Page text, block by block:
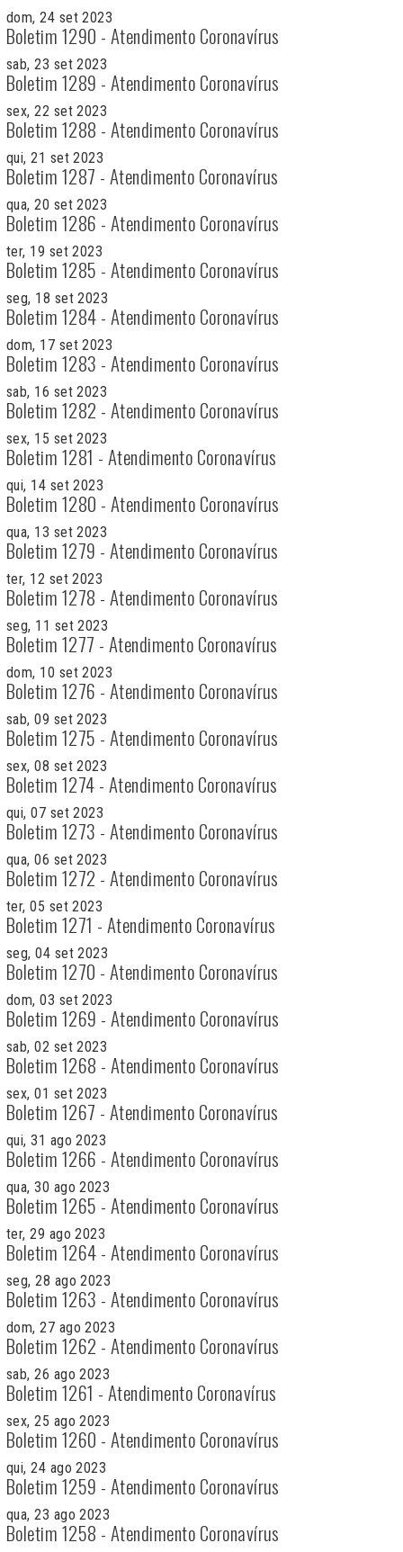
dom, 24 set 2023
Boletim 1290 - Atendimento Coronavírus
sab, 23 set 2023
Boletim 1289 - Atendimento Coronavírus
sex, 22 set 2023
Boletim 1288 - Atendimento Coronavírus
qui, 21 set 2023
Boletim 1287 - Atendimento Coronavírus
qua, 20 set 2023
Boletim 1286 - Atendimento Coronavírus
ter, 19 set 2023
Boletim 1285 - Atendimento Coronavírus
seg, 18 set 2023
Boletim 1284 - Atendimento Coronavírus
dom, 17 set 2023
Boletim 1283 - Atendimento Coronavírus
sab, 16 set 2023
Boletim 1282 - Atendimento Coronavírus
sex, 15 set 2023
Boletim 1281 - Atendimento Coronavírus
qui, 14 set 2023
Boletim 1280 - Atendimento Coronavírus
qua, 13 set 2023
Boletim 1279 - Atendimento Coronavírus
ter, 12 set 2023
Boletim 1278 - Atendimento Coronavírus
seg, 11 set 2023
Boletim 1277 - Atendimento Coronavírus
dom, 10 set 2023
Boletim 1276 - Atendimento Coronavírus
sab, 09 set 2023
Boletim 1275 - Atendimento Coronavírus
sex, 08 set 2023
Boletim 1274 - Atendimento Coronavírus
qui, 07 set 2023
Boletim 1273 - Atendimento Coronavírus
qua, 06 set 2023
Boletim 1272 - Atendimento Coronavírus
ter, 05 set 2023
Boletim 1271 - Atendimento Coronavírus
seg, 04 set 2023
Boletim 1270 - Atendimento Coronavírus
dom, 03 set 2023
Boletim 1269 - Atendimento Coronavírus
sab, 02 set 2023
Boletim 1268 - Atendimento Coronavírus
sex, 01 set 2023
Boletim 1267 - Atendimento Coronavírus
qui, 31 ago 2023
Boletim 1266 - Atendimento Coronavírus
qua, 30 ago 2023
Boletim 1265 - Atendimento Coronavírus
ter, 29 ago 2023
Boletim 1264 - Atendimento Coronavírus
seg, 28 ago 2023
Boletim 1263 - Atendimento Coronavírus
dom, 27 ago 2023
Boletim 1262 - Atendimento Coronavírus
sab, 26 ago 2023
Boletim 1261 - Atendimento Coronavírus
sex, 25 ago 2023
Boletim 1260 - Atendimento Coronavírus
qui, 24 ago 2023
Boletim 1259 - Atendimento Coronavírus
qua, 23 ago 2023
Boletim 1258 - Atendimento Coronavírus